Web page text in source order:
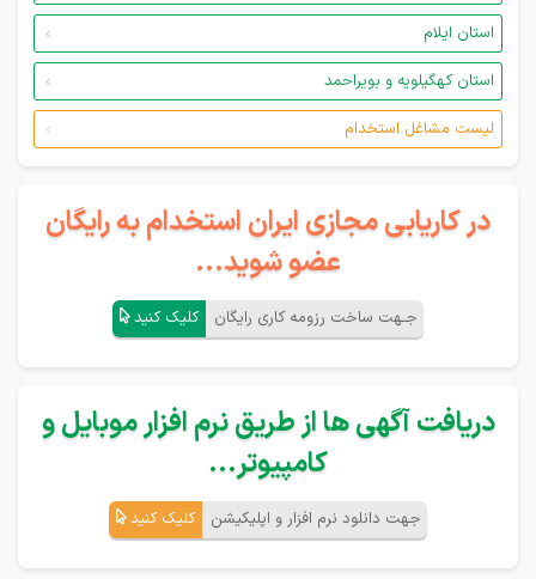
استان ایلام
استان کهگیلویه و بویراحمد
لیست مشاغل استخدام
در کاریابی مجازی ایران استخدام به رایگان
عضو شوید...
جـهت ساخت رزومه کاری رایگان کلیک کنید
دریافت آگهی ها از طریق نرم افزار موبایل و
کامپیوتر...
جهت دانلود نرم افزار و اپلیکیشن کلیک کنید